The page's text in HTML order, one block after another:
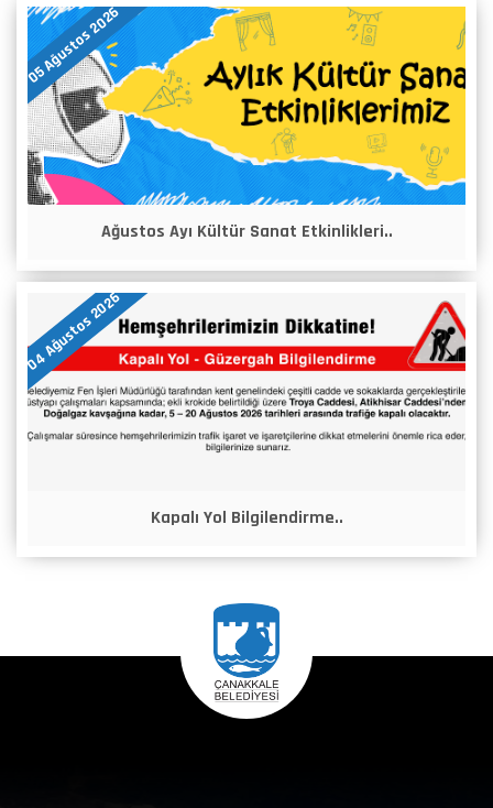
05 Ağustos 2026
Ağustos Ayı Kültür Sanat Etkinlikleri..
04 Ağustos 2026
Kapalı Yol Bilgilendirme..